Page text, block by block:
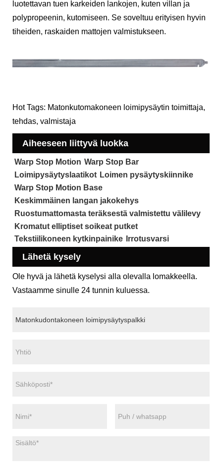
luotettavan tuen karkeiden lankojen, kuten villan ja
polypropeenin, kutomiseen. Se soveltuu erityisen hyvin
tiheiden, raskaiden mattojen valmistukseen.
Hot Tags: Matonkutomakoneen loimipysäytin toimittaja,
tehdas, valmistaja
Aiheeseen liittyvä luokka
Warp Stop Motion Warp Stop Bar
Loimipysäytyslaatikot Loimen pysäytyskiinnike
Warp Stop Motion Base
Keskimmäinen langan jakokehys
Ruostumattomasta teräksestä valmistettu välilevy
Kromatut elliptiset soikeat putket
Tekstiilikoneen kytkinpainike
Irrotusvarsi
Lähetä kysely
Ole hyvä ja lähetä kyselysi alla olevalla lomakkeella.
Vastaamme sinulle 24 tunnin kuluessa.